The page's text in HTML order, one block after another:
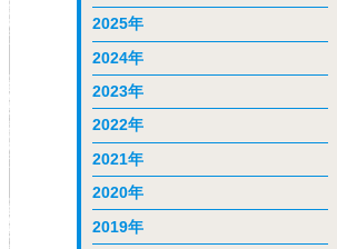
2025年
2024年
2023年
2022年
2021年
2020年
2019年